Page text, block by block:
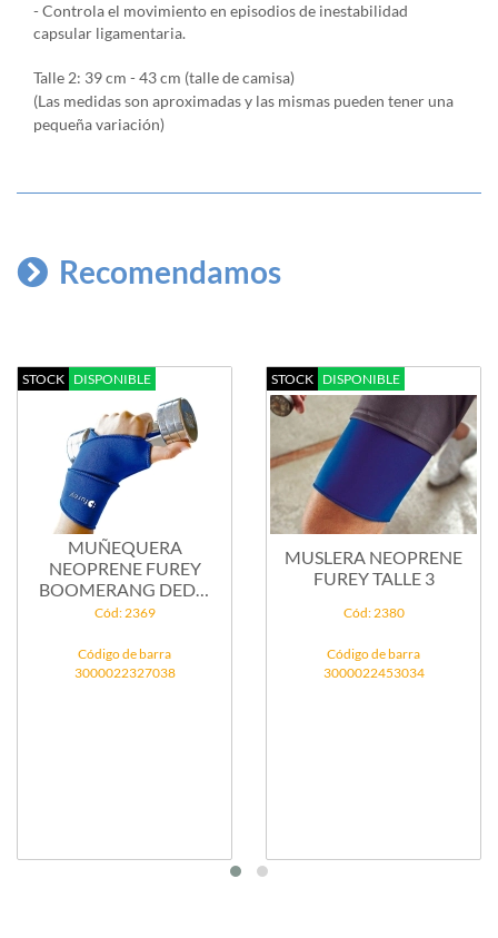
- Controla el movimiento en episodios de inestabilidad
capsular ligamentaria.
Talle 2: 39 cm - 43 cm (talle de camisa)
(Las medidas son aproximadas y las mismas pueden tener una
pequeña variación)
Recomendamos
STOCK DISPONIBLE
MUÑEQUERA
NEOPRENE FUREY
BOOMERANG DEDO
LIBRE...
Cód: 2369
Código de barra
3000022327038
STOCK DISPONIBLE
MUSLERA NEOPRENE
FUREY TALLE 3
Cód: 2380
Código de barra
3000022453034